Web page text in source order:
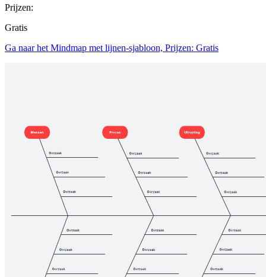
Prijzen:
Gratis
Ga naar het Mindmap met lijnen-sjabloon, Prijzen: Gratis